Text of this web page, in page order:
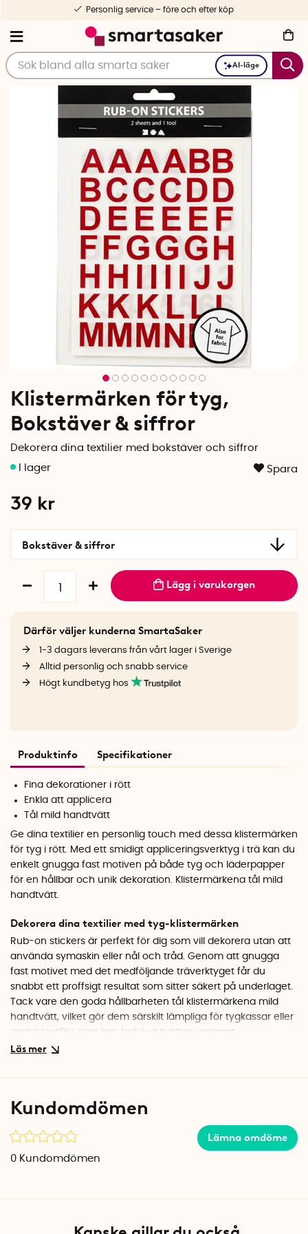
AI-läge
Personlig service – före och efter köp
Klistermärken för tyg,
Bokstäver & siffror
Dekorera dina textilier med bokstäver och siffror
Spara
39 kr
Bokstäver & siffror
Lägg i varukorgen
Därför väljer kunderna SmartaSaker
1-3 dagars leverans från vårt lager i Sverige
Alltid personlig och snabb service
Högt kundbetyg hos
Produktinfo Specifikationer
Fina dekorationer i rött
Enkla att applicera
Tål mild handtvätt
Ge dina textilier en personlig touch med dessa klistermärken
för tyg i rött. Med ett smidigt appliceringsverktyg i trä kan du
enkelt gnugga fast motiven på både tyg och läderpapper
för en hållbar och unik dekoration. Klistermärkena tål mild
handtvätt.
Dekorera dina textilier med tyg-klistermärken
Rub-on stickers är perfekt för dig som vill dekorera utan att
använda symaskin eller nål och tråd. Genom att gnugga
fast motivet med det medföljande träverktyget får du
snabbt ett proffsigt resultat som sitter säkert på underlaget.
Tack vare den goda hållbarheten tål klistermärkena mild
handtvätt, vilket gör dem särskilt lämpliga för tygkassar eller
andra textilier som kan behöva tvättas varsamt.
att skapa namn, ord och meddelanden. Dessutom finns två
stickers av varje siffra från 0 till 9, perfekt för att lägga till
årtal, datum eller nummer på dina pysselprojekt.
Förpackningen innehåller totalt två ark med klistermärken i
siffra är formad som ett hjärta – perfekt för att skapa en
Kundomdömen
Lämna omdöme
0 Kundomdömen